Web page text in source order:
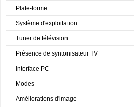
Plate-forme
Système d'exploitation
Tuner de télévision
Présence de syntonisateur TV
Interface PC
Modes
Améliorations d'image